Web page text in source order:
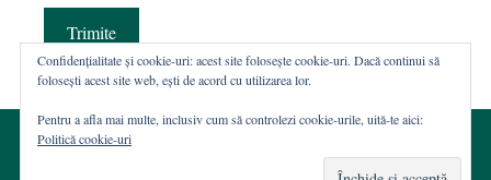
Trimite
Confidențialitate și cookie-uri: acest site folosește cookie-uri. Dacă continui să
folosești acest site web, ești de acord cu utilizarea lor.
Pentru a afla mai multe, inclusiv cum să controlezi cookie-urile, uită-te aici:
Politică cookie-uri